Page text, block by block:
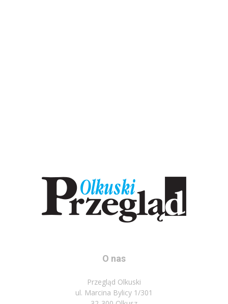
O nas
Przegląd Olkuski
ul. Marcina Bylicy 1/301